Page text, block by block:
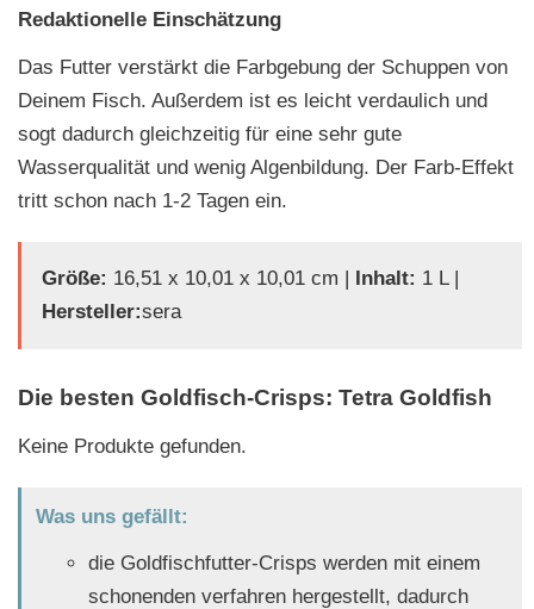
Redaktionelle Einschätzung
Das Futter verstärkt die Farbgebung der Schuppen von
Deinem Fisch. Außerdem ist es leicht verdaulich und
sogt dadurch gleichzeitig für eine sehr gute
Wasserqualität und wenig Algenbildung. Der Farb-Effekt
tritt schon nach 1-2 Tagen ein.
Größe: 16,51 x 10,01 x 10,01 cm | Inhalt: 1 L |
Hersteller:sera
Die besten Goldfisch-Crisps: Tetra Goldfish
Keine Produkte gefunden.
Was uns gefällt:
die Goldfischfutter-Crisps werden mit einem
schonenden verfahren hergestellt, dadurch